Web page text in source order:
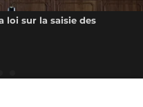
loi sur la saisie des